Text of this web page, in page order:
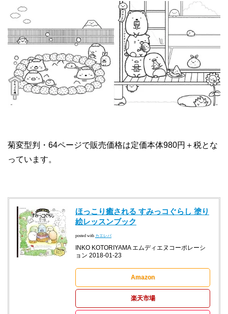
菊変型判・64ページで販売価格は定価本体980円＋税とな
っています。
ほっこり癒される すみっコぐらし 塗り
絵レッスンブック
posted with カエレバ
INKO KOTORIYAMA エムディエヌコーポレーシ
ョン 2018-01-23
Amazon
楽天市場